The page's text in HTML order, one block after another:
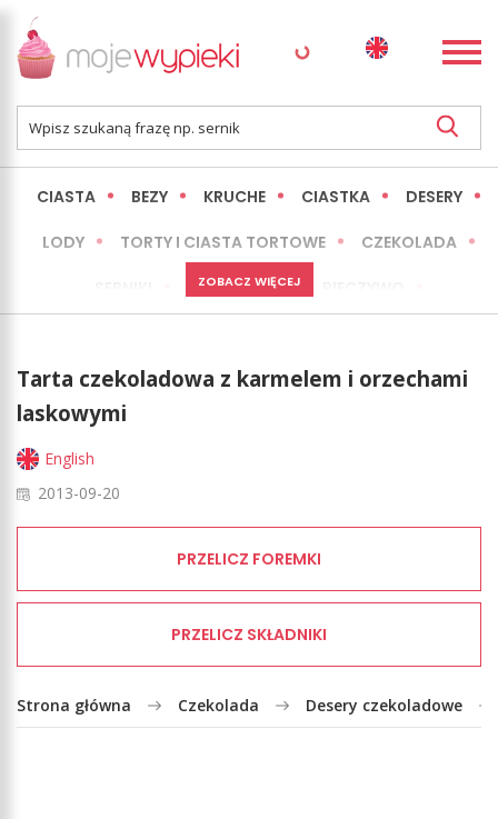
CIASTA BEZY KRUCHE CIASTKA DESERY
LODY TORTY I CIASTA TORTOWE CZEKOLADA
MINI WYPIEKI
LŻEJSZE / ZDROWSZE INNE
ZOBACZ WIĘCEJ
Tarta czekoladowa z karmelem i orzechami
laskowymi
English
2013-09-20
PRZELICZ FOREMKI
PRZELICZ SKŁADNIKI
Strona główna Czekolada Desery czekoladowe